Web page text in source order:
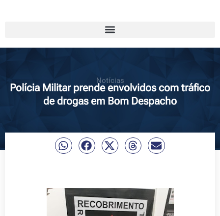
Notícias
Polícia Militar prende envolvidos com tráfico
de drogas em Bom Despacho